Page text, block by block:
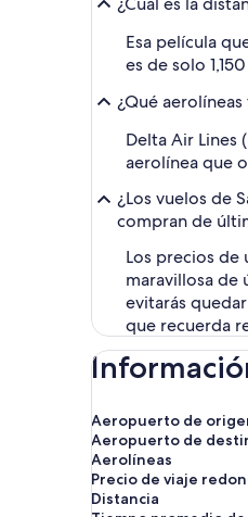
Esa película
es de solo
¿Qué
Delta Air Lines
aerolínea que
¿Los vuelos de
compran de
Los precios de
maravillosa de
evitarás
que recuerda
Aeropuerto de
Aeropuerto de
Aerolíneas
Precio de viaje
Distancia